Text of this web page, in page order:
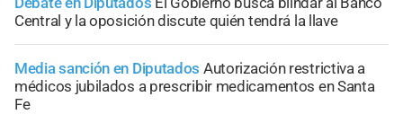
Central y la oposición discute quién tendrá la llave
Media sanción en Diputados Autorización restrictiva a
médicos jubilados a prescribir medicamentos en Santa
Fe